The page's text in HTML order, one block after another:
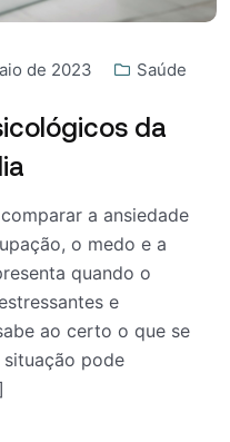
de 2023 Saúde
da
a ansiedade
o medo e a
quando o
e
ao certo o que se
pode